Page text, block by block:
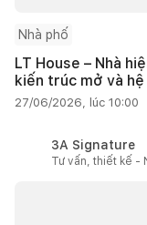
Nhà phố
LT House – Nhà
kiến trúc mở và
27/06/2026, lúc 10:00
3A Signature
Tư vấn, thiết kế -